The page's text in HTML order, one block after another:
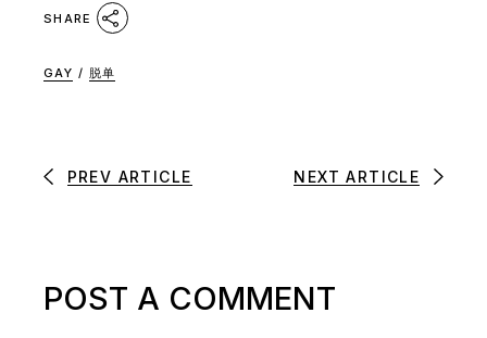
SHARE
GAY / 脱单
PREV ARTICLE NEXT ARTICLE
POST A COMMENT